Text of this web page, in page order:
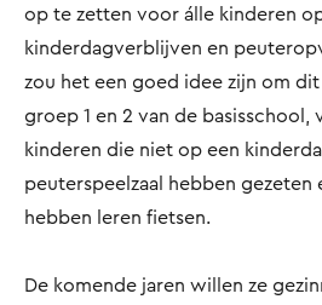
op te zetten voor álle kinderen
kinderdagverblijven en
zou het een goed idee zijn om
groep 1 en 2 van de
kinderen die niet op een
peuterspeelzaal hebben gezeten
hebben leren fietsen.
De komende jaren willen ze